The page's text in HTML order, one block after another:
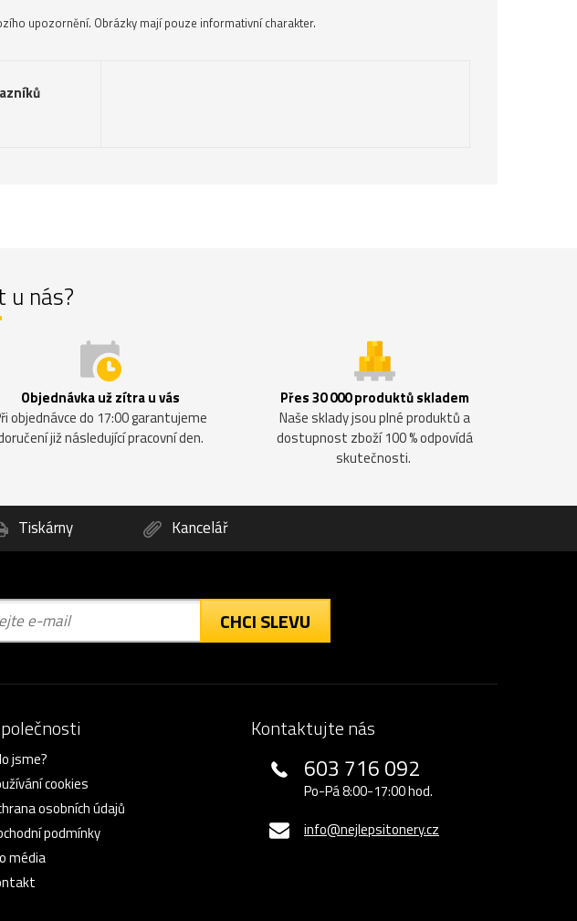
upozornění. Obrázky mají pouze informativní charakter.
u nás?
Objednávka už zítra u vás
objednávce do 17:00 garantujeme
již následující pracovní den.
Přes 30 000 produktů skladem
Naše sklady jsou plné produktů a
dostupnost zboží 100 % odpovídá
skutečnosti.
Tiskárny Kancelář
CHCI SLEVU
jsme?
cookies
osobních údajů
podmínky
média
Kontaktujte nás
603 716 092
Po-Pá 8:00-17:00 hod.
info@nejlepsitonery.cz